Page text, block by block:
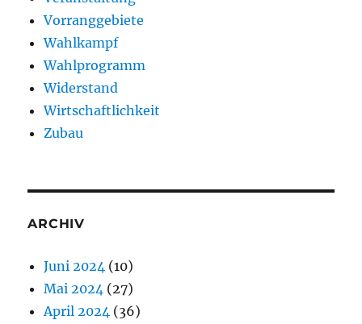
Vorranggebiete
Wahlkampf
Wahlprogramm
Widerstand
Wirtschaftlichkeit
Zubau
ARCHIV
Juni 2024 (10)
Mai 2024 (27)
April 2024 (36)